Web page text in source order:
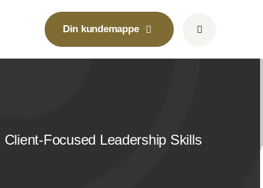
Din kundemappe
Client-Focused Leadership Skills